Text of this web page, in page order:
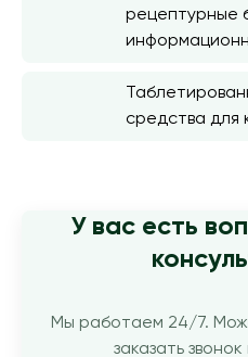
рецептурные
средства для
У вас есть
Мы работаем 24/7.
заказать